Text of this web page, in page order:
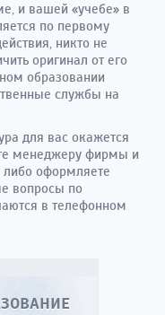
и вашей «учебе» в
по первому
никто не
оригинал от его
образовании
службы на
для вас окажется
менеджеру фирмы и
оформляете
вопросы по
в телефонном